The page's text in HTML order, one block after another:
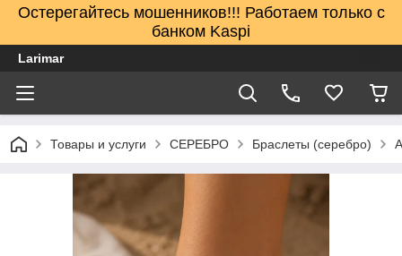
Остерегайтесь мошенников!!! Работаем только с
банком Kaspi
Larimar
Товары и услуги СЕРЕБРО Браслеты (серебро)